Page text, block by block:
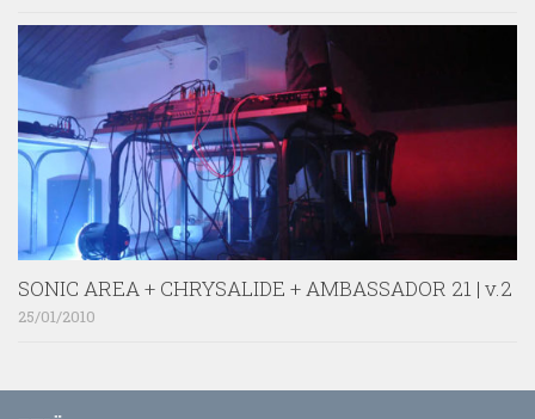
SONIC AREA + CHRYSALIDE + AMBASSADOR 21 | v.2
25/01/2010